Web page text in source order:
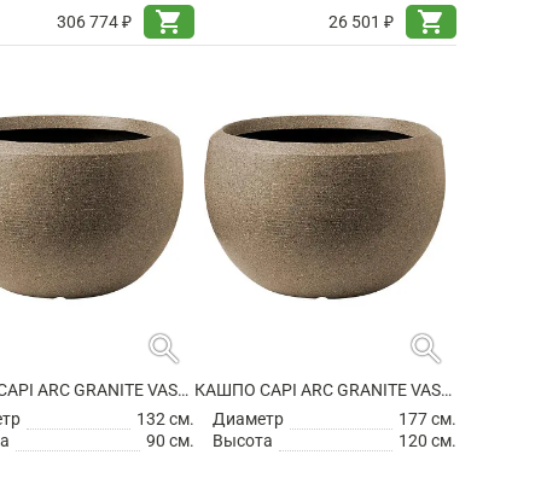
306 774 ₽
shopping_cart
26 501 ₽
shopping_cart
search
КАШПО CAPI ARC GRANITE VASE BALL WARM TAUPE
132 см.
90 см.
search
КАШПО CAPI ARC GRANITE VASE BALL WARM TAUPE
Диаметр
177 см.
Высота
120 см.